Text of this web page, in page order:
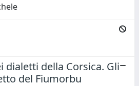
dialetti della Corsica. Gli
del Fiumorbu